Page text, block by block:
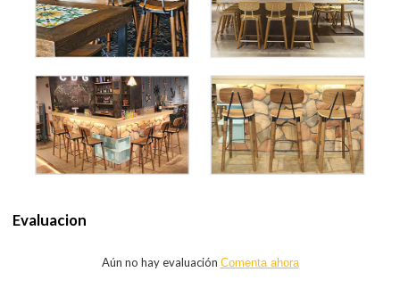
Evaluacion
Aún no hay evaluación Comenta ahora